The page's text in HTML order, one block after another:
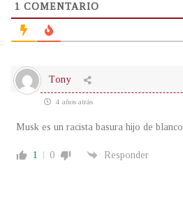
1 COMENTARIO
Tony
4 años atrás
Musk es un racista basura hijo de
1 0 Responder